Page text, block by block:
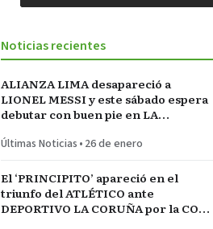
Noticias recientes
ALIANZA LIMA desapareció a
LIONEL MESSI y este sábado espera
debutar con buen pie en LA
Últimas Noticias • 26 de enero
El ‘PRINCIPITO’ apareció en el
triunfo del ATLÉTICO ante
DEPORTIVO LA CORUÑA por la COPA